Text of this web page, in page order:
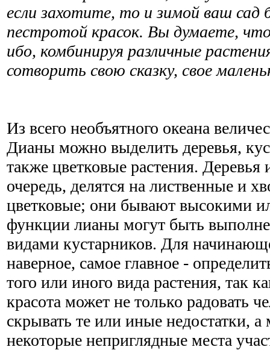
если захотите, то и зимой ваш сад
пестротой красок. Вы думаете,
ибо, комбинируя различные
сотворить свою сказку, свое
Из всего необъятного океана
Дианы можно выделить деревья,
также цветковые растения.
очередь, делятся на лиственные и
цветковые; они бывают высокими
функции лианы могут быть
видами кустарников. Для
наверное, самое главное -
того или иного вида растения, так
красота может не только радовать
скрывать те или иные недостатки,
некоторые неприглядные места